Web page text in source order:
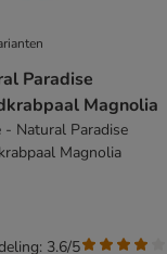
Paradise
Magnolia
- Natural Paradise
Magnolia
3.6/5